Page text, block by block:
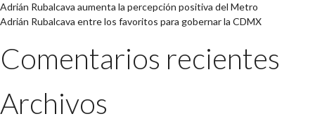
Adrián Rubalcava aumenta la percepción positiva del Metro
Adrián Rubalcava entre los favoritos para gobernar la CDMX
Comentarios recientes
Archivos